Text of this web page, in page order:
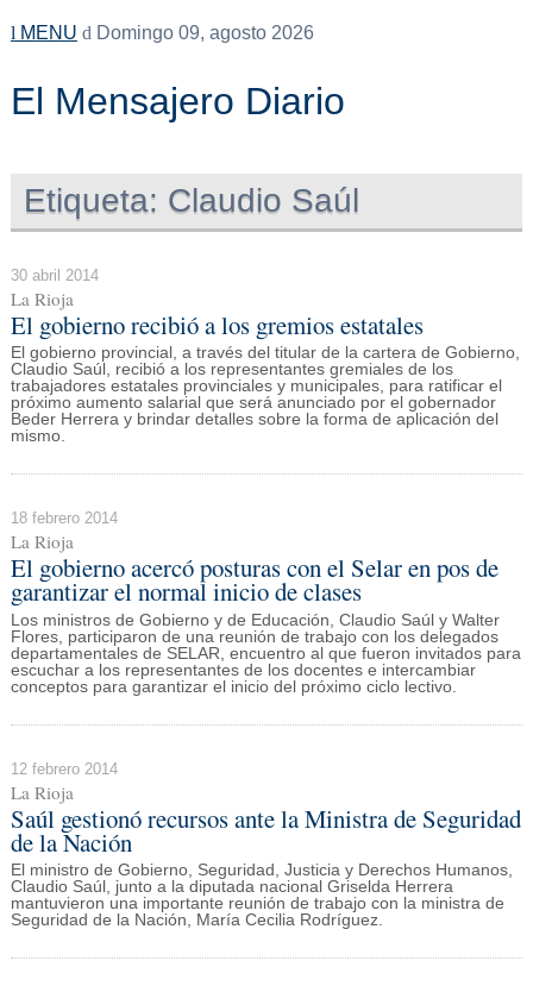
MENU Domingo 09, agosto 2026
El Mensajero Diario
Etiqueta: Claudio Saúl
30 abril 2014
La Rioja
El gobierno recibió a los gremios estatales
El gobierno provincial, a través del titular de la cartera de Gobierno,
Claudio Saúl, recibió a los representantes gremiales de los
trabajadores estatales provinciales y municipales, para ratificar el
próximo aumento salarial que será anunciado por el gobernador
Beder Herrera y brindar detalles sobre la forma de aplicación del
mismo.
18 febrero 2014
La Rioja
El gobierno acercó posturas con el Selar en pos de
garantizar el normal inicio de clases
Los ministros de Gobierno y de Educación, Claudio Saúl y Walter
Flores, participaron de una reunión de trabajo con los delegados
departamentales de SELAR, encuentro al que fueron invitados para
escuchar a los representantes de los docentes e intercambiar
conceptos para garantizar el inicio del próximo ciclo lectivo.
12 febrero 2014
La Rioja
Saúl gestionó recursos ante la Ministra de Seguridad
de la Nación
El ministro de Gobierno, Seguridad, Justicia y Derechos Humanos,
Claudio Saúl, junto a la diputada nacional Griselda Herrera
mantuvieron una importante reunión de trabajo con la ministra de
Seguridad de la Nación, María Cecilia Rodríguez.